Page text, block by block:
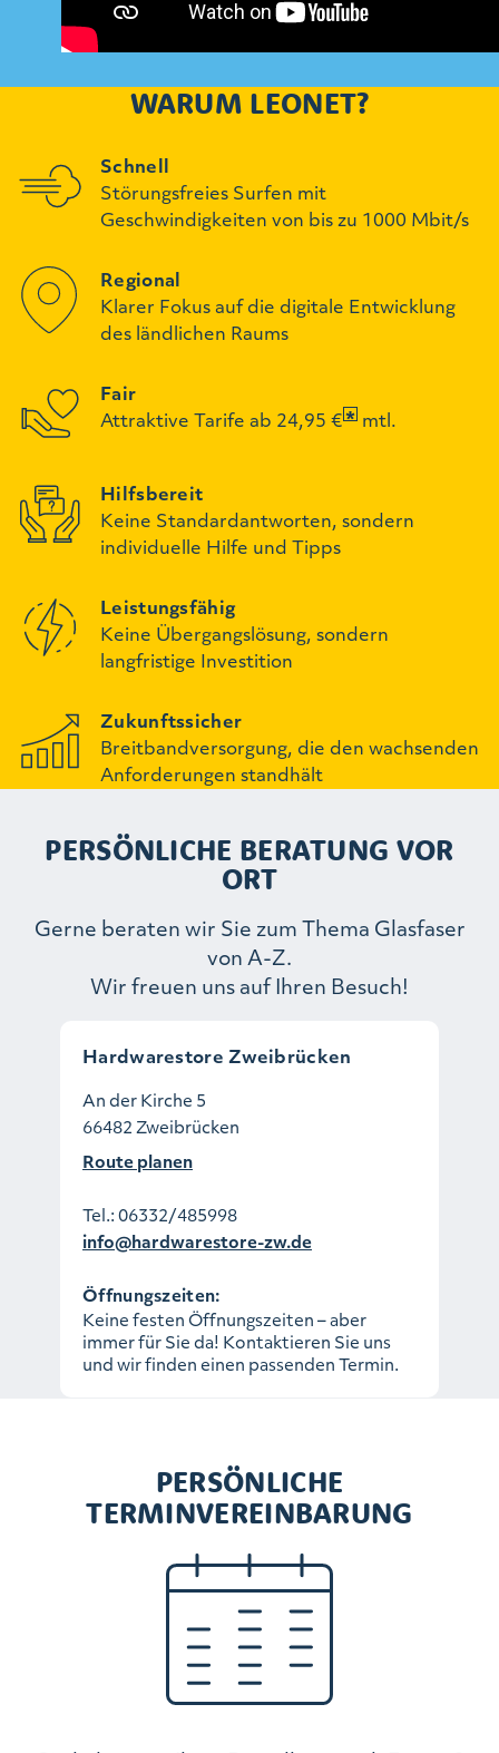
WARUM LEONET?
Schnell
Störungsfreies Surfen mit
Geschwindigkeiten von bis zu 1000 Mbit/s
Regional
Klarer Fokus auf die digitale Entwicklung
des ländlichen Raums
Fair
Attraktive Tarife ab 24,95 €
mtl.
Hilfsbereit
Keine Standardantworten, sondern
individuelle Hilfe und Tipps
Leistungsfähig
Keine Übergangslösung, sondern
langfristige Investition
Zukunftssicher
Breitbandversorgung, die den wachsenden
Anforderungen standhält
PERSÖNLICHE BERATUNG VOR
ORT
Gerne beraten wir Sie zum Thema Glasfaser
von A-Z.
Wir freuen uns auf Ihren Besuch!
Hardwarestore Zweibrücken
An der Kirche 5
66482 Zweibrücken
Route planen
Tel.:06332/485998
info@hardwarestore-zw.de
Öffnungszeiten:
Keine festen Öffnungszeiten – aber
immer für Sie da! Kontaktieren Sie uns
und wir finden einen passenden Termin.
PERSÖNLICHE
TERMINVEREINBARUNG